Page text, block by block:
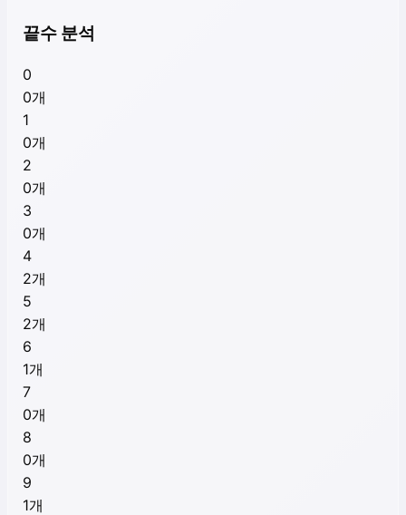
끝수 분석
0
0개
1
0개
2
0개
3
0개
4
2개
5
2개
6
1개
7
0개
8
0개
9
1개